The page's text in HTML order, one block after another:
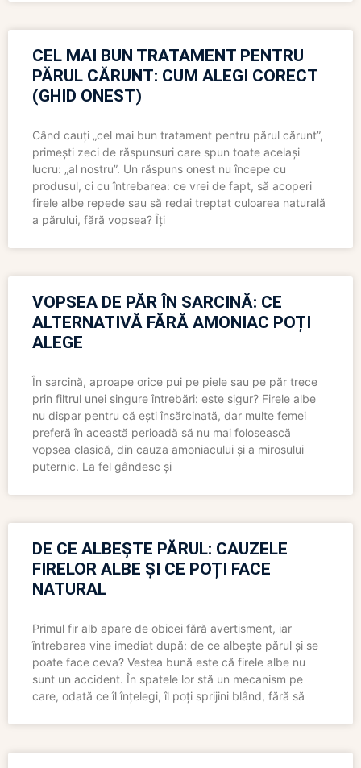
CEL MAI BUN TRATAMENT PENTRU
PĂRUL CĂRUNT: CUM ALEGI CORECT
(GHID ONEST)
Când cauți „cel mai bun tratament pentru părul cărunt”,
primești zeci de răspunsuri care spun toate același
lucru: „al nostru”. Un răspuns onest nu începe cu
produsul, ci cu întrebarea: ce vrei de fapt, să acoperi
firele albe repede sau să redai treptat culoarea naturală
a părului, fără vopsea? Îți
VOPSEA DE PĂR ÎN SARCINĂ: CE
ALTERNATIVĂ FĂRĂ AMONIAC POȚI
ALEGE
În sarcină, aproape orice pui pe piele sau pe păr trece
prin filtrul unei singure întrebări: este sigur? Firele albe
nu dispar pentru că ești însărcinată, dar multe femei
preferă în această perioadă să nu mai folosească
vopsea clasică, din cauza amoniacului și a mirosului
puternic. La fel gândesc și
DE CE ALBEȘTE PĂRUL: CAUZELE
FIRELOR ALBE ȘI CE POȚI FACE
NATURAL
Primul fir alb apare de obicei fără avertisment, iar
întrebarea vine imediat după: de ce albește părul și se
poate face ceva? Vestea bună este că firele albe nu
sunt un accident. În spatele lor stă un mecanism pe
care, odată ce îl înțelegi, îl poți sprijini blând, fără să